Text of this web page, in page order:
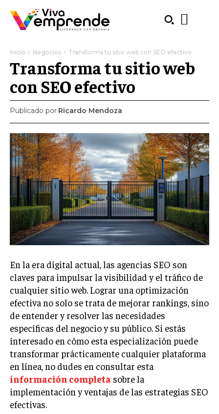
SUBSCRIBE
Welcome to Liberty Case
We have a curated list of the most noteworthy news from all
across the globe. With any subscription plan, you get access
Your Profile
NEWS LIFESTYLE PUBLIC OPINION
Inicio Negocios Transforma tu sitio web con SEO efectivo
Transforma tu sitio web
con SEO efectivo
Publicado por Ricardo Mendoza
En la era digital actual, las agencias SEO son
claves para impulsar la visibilidad y el tráfico de
cualquier sitio web. Lograr una optimización
efectiva no solo se trata de mejorar rankings, sino
de entender y resolver las necesidades
específicas del negocio y su público. Si estás
interesado en cómo esta especialización puede
transformar prácticamente cualquier plataforma
en línea, no dudes en consultar esta
información completa sobre la
implementación y ventajas de las estrategias SEO
efectivas.